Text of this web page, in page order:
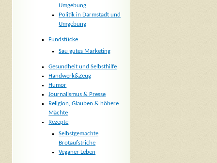
Umgebung
Politik in Darmstadt und
Umgebung
Fundstücke
Sau gutes Marketing
Gesundheit und Selbsthilfe
Handwerk&Zeug
Humor
Journalismus & Presse
Religion, Glauben & höhere
Mächte
Rezepte
Selbstgemachte
Brotaufstriche
Veganer Leben